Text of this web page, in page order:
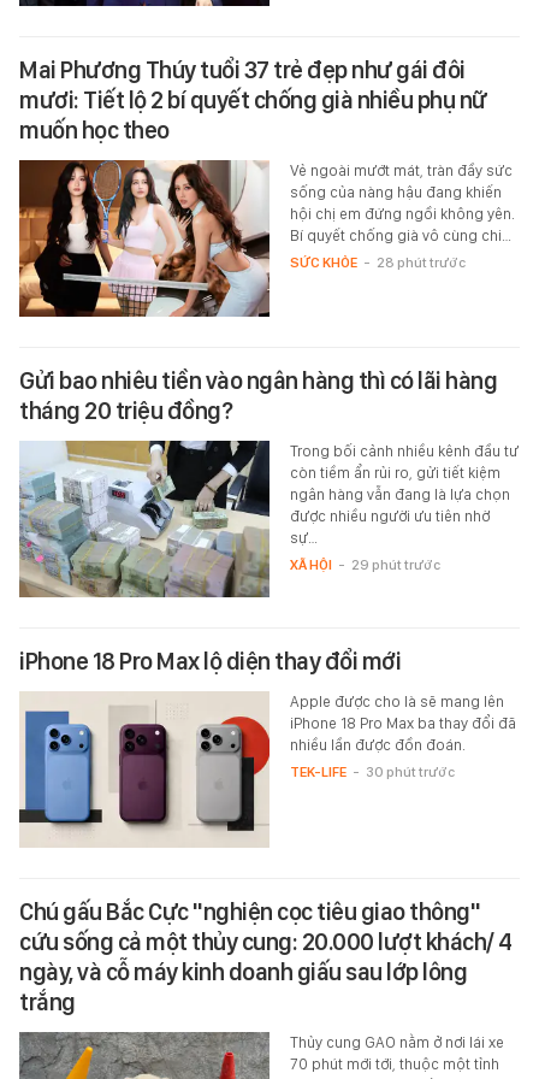
Mai Phương Thúy tuổi 37 trẻ đẹp như gái đôi
mươi: Tiết lộ 2 bí quyết chống già nhiều phụ nữ
muốn học theo
Vẻ ngoài mướt mát, tràn đầy sức
sống của nàng hậu đang khiến
hội chị em đứng ngồi không yên.
Bí quyết chống già vô cùng chi…
SỨC KHỎE - 28 phút trước
Gửi bao nhiêu tiền vào ngân hàng thì có lãi hàng
tháng 20 triệu đồng?
Trong bối cảnh nhiều kênh đầu tư
còn tiềm ẩn rủi ro, gửi tiết kiệm
ngân hàng vẫn đang là lựa chọn
được nhiều người ưu tiên nhờ
sự…
XÃ HỘI - 29 phút trước
iPhone 18 Pro Max lộ diện thay đổi mới
Apple được cho là sẽ mang lên
iPhone 18 Pro Max ba thay đổi đã
nhiều lần được đồn đoán.
TEK-LIFE - 30 phút trước
Chú gấu Bắc Cực "nghiện cọc tiêu giao thông"
cứu sống cả một thủy cung: 20.000 lượt khách/ 4
ngày, và cỗ máy kinh doanh giấu sau lớp lông
trắng
Thủy cung GAO nằm ở nơi lái xe
70 phút mới tới, thuộc một tỉnh